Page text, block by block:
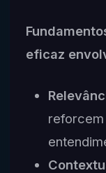
eficaz
reforcem